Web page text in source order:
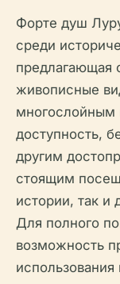
Форте душ
среди
предлагающая
живописные
доступность,
другим
стоящим
истории, так и
Для полного
возможность